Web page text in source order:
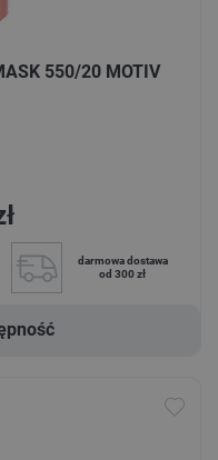
550/20 MOTIV
darmowa dostawa
od 300 zł